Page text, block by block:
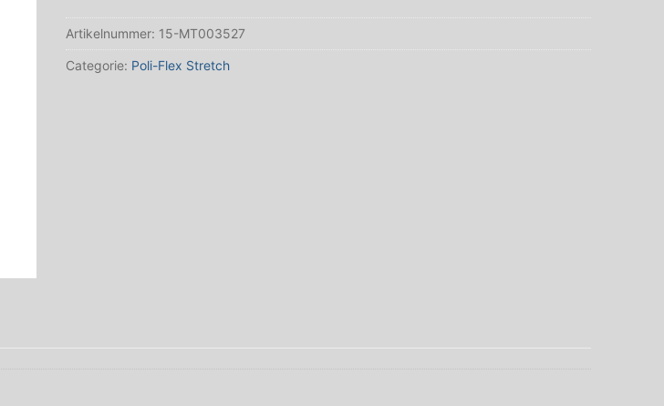
Stretch
Zwart
Artikelnummer: 15-MT003527
Categorie: Poli-Flex Stretch